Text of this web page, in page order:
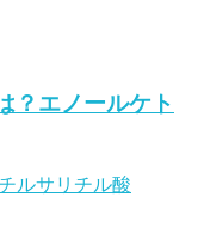
？エノールケト